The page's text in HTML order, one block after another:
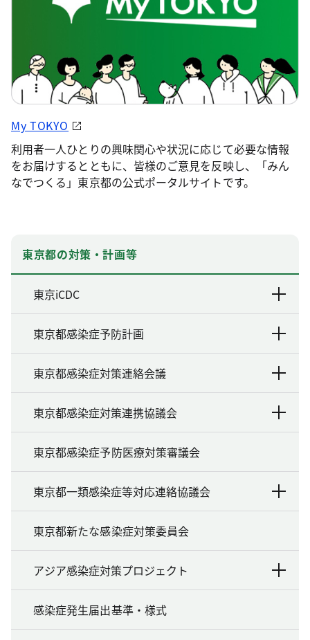
My TOKYO
利用者一人ひとりの興味関心や状況に応じて必要な情報
をお届けするとともに、皆様のご意見を反映し、「みん
なでつくる」東京都の公式ポータルサイトです。
東京都の対策・計画等
東京iCDC
東京都感染症予防計画
東京都感染症対策連絡会議
東京都感染症対策連携協議会
東京都感染症予防医療対策審議会
東京都一類感染症等対応連絡協議会
東京都新たな感染症対策委員会
アジア感染症対策プロジェクト
感染症発生届出基準・様式